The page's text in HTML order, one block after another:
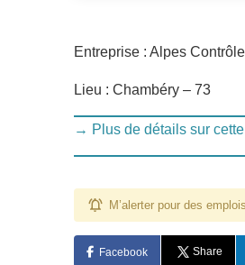
Entreprise : Alpes
Lieu : Chambéry – 73
→ Plus de détails sur cette
M’alerter pour des
Facebook Share